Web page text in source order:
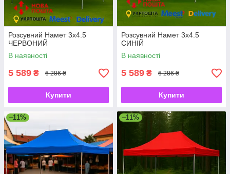
Розсувний Намет 3х4.5
ЧЕРВОНИЙ
В наявності
5 589 ₴ 6 286 ₴
Купити
Розсувний Намет 3х4.5
СИНІЙ
В наявності
5 589 ₴ 6 286 ₴
Купити
–11% –11%